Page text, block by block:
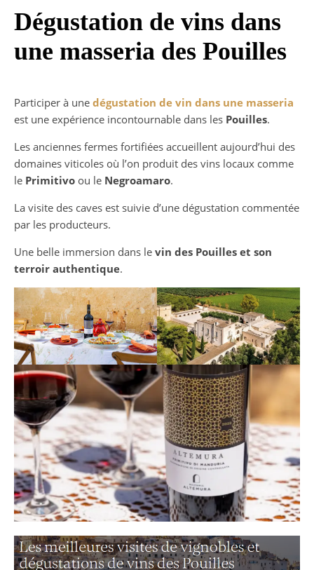
Dégustation de vins dans
une masseria des Pouilles
Participer à une dégustation de vin dans une masseria
est une expérience incontournable dans les Pouilles.
Les anciennes fermes fortifiées accueillent aujourd’hui des
domaines viticoles où l’on produit des vins locaux comme
le Primitivo ou le Negroamaro.
La visite des caves est suivie d’une dégustation commentée
par les producteurs.
Une belle immersion dans le vin des Pouilles et son
terroir authentique.